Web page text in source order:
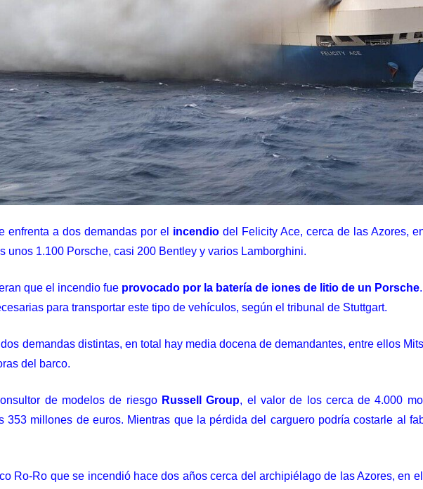
enfrenta a dos demandas por el incendio del Felicity Ace, cerca de las Azores,
unos 1.100 Porsche, casi 200 Bentley y varios Lamborghini.
que el incendio fue provocado por la batería de iones de litio de un Porsche
para transportar este tipo de vehículos, según el tribunal de Stuttgart.
demandas distintas, en total hay media docena de demandantes, entre ellos
del barco.
de modelos de riesgo Russell Group, el valor de los cerca de 4.000
353 millones de euros. Mientras que la pérdida del carguero podría costarle al
Ro-Ro que se incendió hace dos años cerca del archipiélago de las Azores, en